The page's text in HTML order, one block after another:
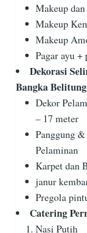
Makeup
Makeup
Makeup
Pagar ayu +
Dekorasi
Bangka Belitung
Dekor
– 17 meter
Panggung
Pelaminan
Karpet dan
janur
Pregola
Catering
Nasi Putih